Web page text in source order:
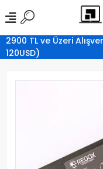
2900 TL ve Üzeri
120USD)